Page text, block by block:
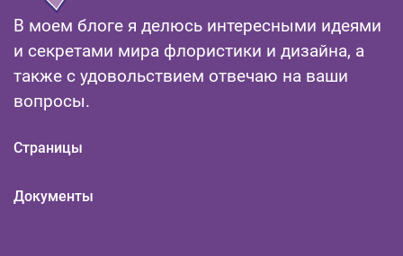
В моем блоге я делюсь интересными идеями
и секретами мира флористики и дизайна, а
также с удовольствием отвечаю на ваши
вопросы.
Страницы
Документы